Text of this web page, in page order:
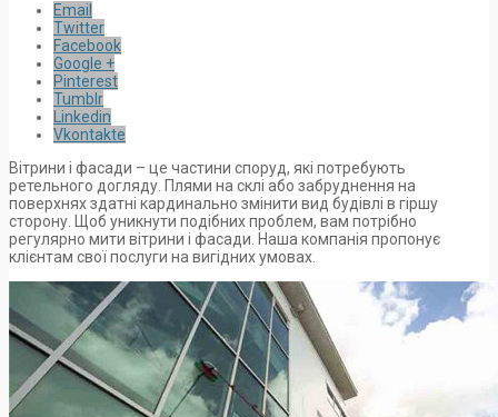
Email
Twitter
Facebook
Google +
Pinterest
Tumblr
Linkedin
Vkontakte
Вітрини і фасади – це частини споруд, які потребують
ретельного догляду. Плями на склі або забруднення на
поверхнях здатні кардинально змінити вид будівлі в гіршу
сторону. Щоб уникнути подібних проблем, вам потрібно
регулярно мити вітрини і фасади. Наша компанія пропонує
клієнтам свої послуги на вигідних умовах.